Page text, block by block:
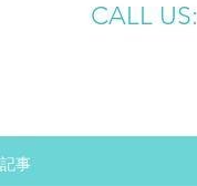
CALL US:
記事